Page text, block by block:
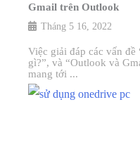
Gmail trên Outlook
Tháng 5 16, 2022
Việc giải đáp các vấn
gì?”, và “Outlook và
mang tới ...